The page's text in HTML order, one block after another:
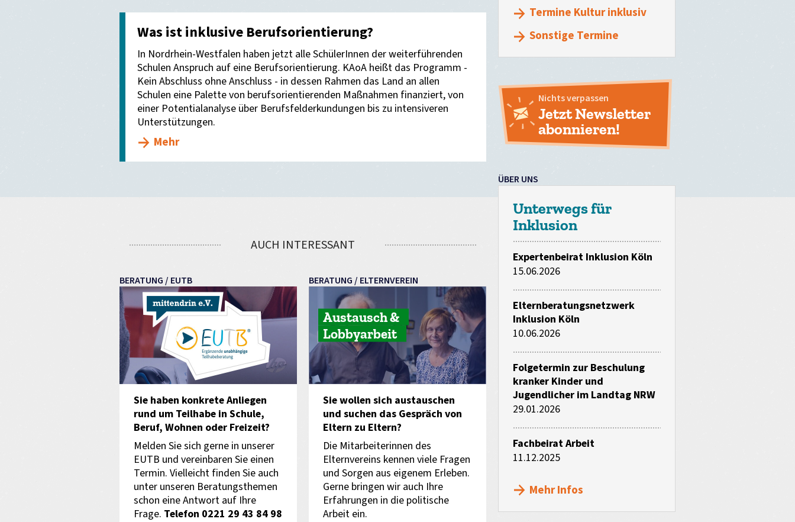
Was ist inklusive Berufsorientierung?
In Nordrhein-Westfalen haben jetzt alle SchülerInnen der weiterführenden
Schulen Anspruch auf eine Berufsorientierung. KAoA heißt das Programm -
Kein Abschluss ohne Anschluss - in dessen Rahmen das Land an allen
Schulen eine Palette von berufsorientierenden Maßnahmen finanziert, von
einer Potentialanalyse über Berufsfelderkundungen bis zu intensiveren
Unterstützungen.
Mehr
AUCH INTERESSANT
BERATUNG / EUTB
Sie haben konkrete Anliegen
rund um Teilhabe in Schule,
Beruf, Wohnen oder Freizeit?
Melden Sie sich gerne in unserer
EUTB und vereinbaren Sie einen
Termin. Vielleicht finden Sie auch
unter unseren Beratungsthemen
schon eine Antwort auf Ihre
Frage. Telefon 0221 29 43 84 98
BERATUNG / ELTERNVEREIN
Austausch &
Lobbyarbeit
Sie wollen sich austauschen
und suchen das Gespräch von
Eltern zu Eltern?
Die Mitarbeiterinnen des
Elternvereins kennen viele Fragen
und Sorgen aus eigenem Erleben.
Gerne bringen wir auch Ihre
Erfahrungen in die politische
Arbeit ein.
Termine Kultur inklusiv
Sonstige Termine
Nichts verpassen
Jetzt Newsletter
abonnieren!
ÜBER UNS
Unterwegs für
Inklusion
Expertenbeirat Inklusion Köln
15.06.2026
Elternberatungsnetzwerk
Inklusion Köln
10.06.2026
Folgetermin zur Beschulung
kranker Kinder und
Jugendlicher im Landtag NRW
29.01.2026
Fachbeirat Arbeit
11.12.2025
Mehr Infos